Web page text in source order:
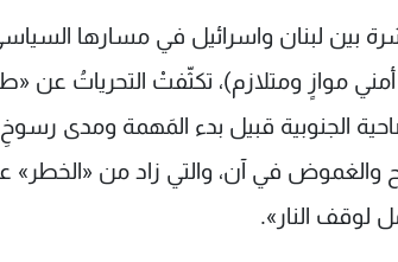
بين لبنان واسرائيل في مسارها
ايضاً لمسارٍ أمني موازٍ ومتلازم)، تكثّفتْ التحرياتُ عن
الجنوبية قبيل بدء المَهمة ومدى رسوخِ
والغموض في آن، والتي زاد من «الخطر»
لوقف النار».